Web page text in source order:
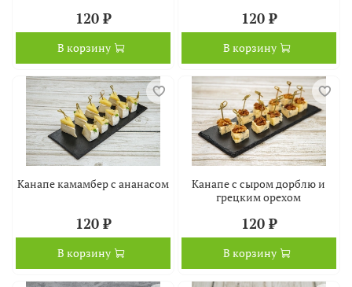
120 ₽
В корзину
120 ₽
В корзину
Канапе камамбер с ананасом
120 ₽
В корзину
Канапе с сыром дорблю и
грецким орехом
120 ₽
В корзину